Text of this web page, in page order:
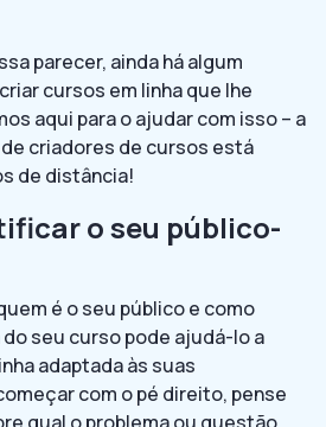
parecer, ainda há algum
cursos em linha que lhe
aqui para o ajudar com isso – a
criadores de cursos está
de distância!
o seu público-
é o seu público e como
seu curso pode ajudá-lo a
adaptada às suas
com o pé direito, pense